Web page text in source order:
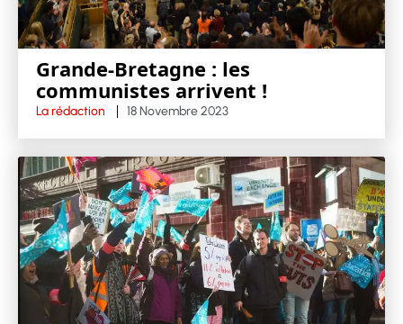
Grande-Bretagne : les
communistes arrivent !
La rédaction 18 Novembre 2023